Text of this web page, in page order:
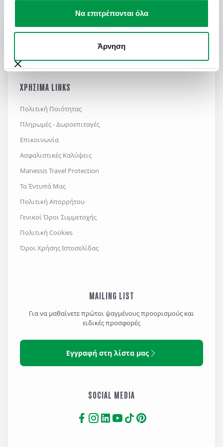
Να επιτρέπονται όλα
Άρνηση
ΩΡΕΣ ΛΕΙΤΟΥΡΓΙΑΣ
ΧΡΗΣΙΜΑ LINKS
Πολιτική Ποιότητας
Πληρωμές - Δωροεπιταγές
Επικοινωνία
Ασφαλιστικές Καλύψεις
Manessis Travel Protection
Τα Έντυπά Μας
Πολιτική Απορρήτου
Γενικοί Όροι Συμμετοχής
Πολιτική Cookies
Όροι Χρήσης Ιστοσελίδας
MAILING LIST
Για να μαθαίνετε πρώτοι ψαγμένους προορισμούς και
ειδικές προσφορές
Εγγραφή στη λίστα μας
SOCIAL MEDIA